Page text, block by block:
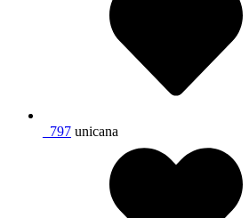
_797 unicana